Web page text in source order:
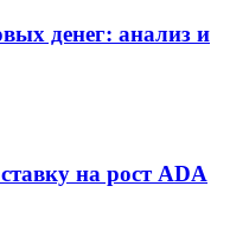
денег: анализ и
на рост ADA